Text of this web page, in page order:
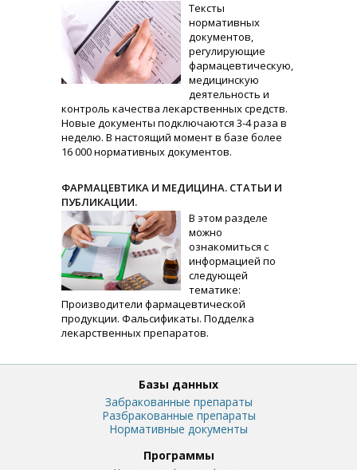
Тексты
нормативных
документов,
регулирующие
фармацевтическую,
медицинскую
деятельность и
контроль качества лекарственных средств.
Новые документы подключаются 3-4 раза в
неделю. В настоящий момент в базе более
16 000 нормативных документов.
ФАРМАЦЕВТИКА И МЕДИЦИНА. СТАТЬИ И
ПУБЛИКАЦИИ.
В этом разделе
можно
ознакомиться с
информацией по
следующей
тематике:
Производители фармацевтической
продукции. Фальсификаты. Подделка
лекарственных препаратов.
Базы данных
Забракованные препараты
Разбракованные препараты
Нормативные документы
Программы